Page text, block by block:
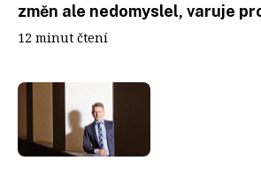
změn ale nedomyslel, varuje
12 minut čtení